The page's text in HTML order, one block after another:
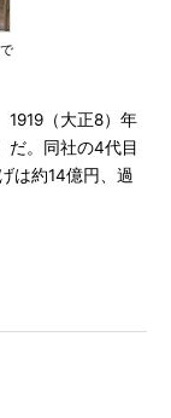
（大正8）年
だ。同社の4代目
は約14億円、過